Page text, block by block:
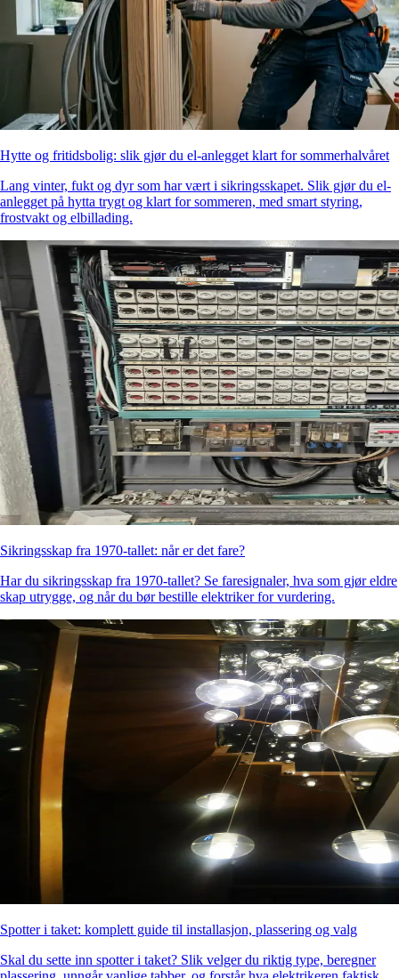
Hytte og fritidsbolig: slik gjør du el-anlegget klart for sommerhalvåret
Lang vinter, fukt og dyr som har vært i sikringsskapet. Slik gjør du el-
anlegget på hytta trygt og klart for sommeren, med smart styring,
frostvakt og elbillading.
Sikringsskap fra 1970-tallet: når er det fare?
Har du sikringsskap fra 1970-tallet? Se faresignaler, hva som gjør eldre
skap utrygge, og når du bør bestille elektriker for vurdering.
Spotter i taket: komplett guide til installasjon, plassering og valg
Skal du sette inn spotter i taket? Slik velger du riktig type, beregner